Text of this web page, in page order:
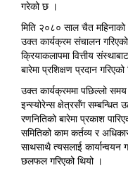
गरेको छ ।
मिति २०८० साल चैत
उक्त कार्यक्रम संचालन
क्रियाकलापमा वित्तीय
बारेमा प्रशिक्षण प्रदान गरिएको
उक्त कार्यक्रममा पछिल्लो
इन्स्योरेन्स क्षेत्रसँग सम्बन्धित
रणनितिको बारेमा प्रकाश
समितिको काम कर्तव्य र
साथसाथै त्यसलाई कार्यान्वयन
छलफल गरिएको थियो ।